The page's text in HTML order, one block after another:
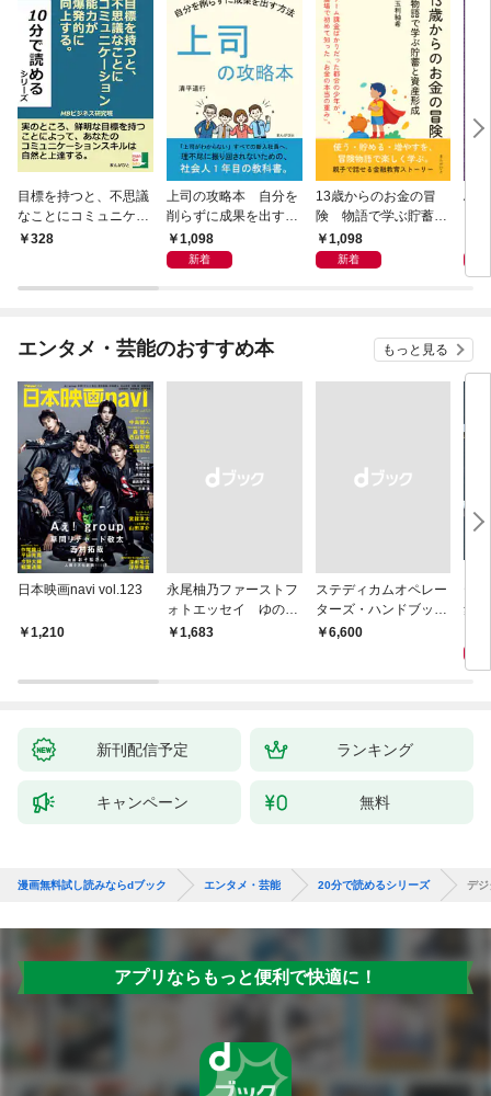
目標を持つと、不思議
なことにコミュニケー
ション能力が爆発的に
328
上司の攻略本 自分を
削らずに成果を出す方
法1,098
新着
13歳からのお金の冒
険 物語で学ぶ貯蓄と
資産形成
1,098
新着
Al
エンタメ・芸能のおすすめ本 もっと見る
日本映画navi vol.123
1,210
永尾柚乃ファーストフ
ォトエッセイ ゆのも
のがたり
￥1,683
ステディカムオペレー
ターズ・ハンドブック
日本語版 電子版 第２
￥6,600
集
ウ
【
新刊配信予定 ランキング
キャンペーン 無料
漫画無料試し読みならdブック エンタメ・芸能 20分で読めるシリーズ デジ
アプリならもっと便利で快適に！